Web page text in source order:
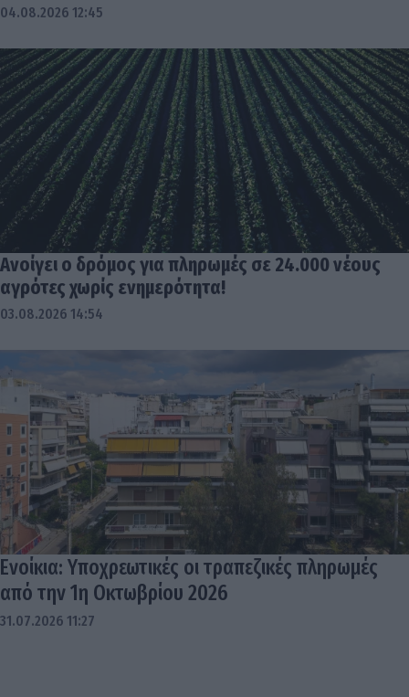
04.08.2026 12:45
Ανοίγει ο δρόμος για πληρωμές σε 24.000 νέους
αγρότες χωρίς ενημερότητα!
03.08.2026 14:54
Ενοίκια: Υποχρεωτικές οι τραπεζικές πληρωμές
από την 1η Οκτωβρίου 2026
31.07.2026 11:27